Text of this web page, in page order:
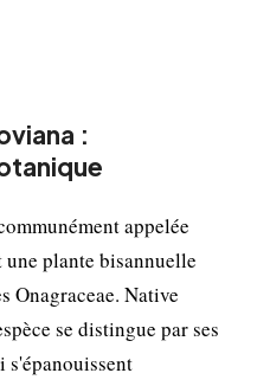
:
appelée
plante bisannuelle
Onagraceae. Native
se distingue par ses
s'épanouissent